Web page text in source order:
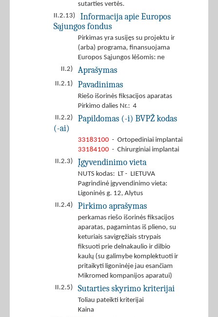
sutarties vertės.
II.2.13)
Informacija apie Europos
Sąjungos fondus
Pirkimas yra susijęs su projektu ir
(arba) programa, finansuojama
Europos Sąjungos lėšomis: ne
II.2)
Aprašymas
II.2.1) Pavadinimas
Riešo išorinės fiksacijos aparatas
Pirkimo dalies Nr.: 4
II.2.2)
Papildomas (-i) BVPŽ kodas
(-ai)
33183100 - Ortopediniai implantai
33184100 - Chirurginiai implantai
II.2.3)
Įgyvendinimo vieta
NUTS kodas: LT - LIETUVA
Pagrindinė įgyvendinimo vieta:
Ligoninės g. 12, Alytus
II.2.4)
Pirkimo aprašymas
perkamas riešo išorinės fiksacijos
aparatas, pagamintas iš plieno, su
keturiais savigręžiais strypais
fiksuoti prie delnakaulio ir dilbio
kaulų (su galimybe komplektuoti ir
pritaikyti ligoninėje jau esančiam
Mikromed kompanijos aparatui)
II.2.5)
Sutarties skyrimo kriterijai
Toliau pateikti kriterijai
Kaina